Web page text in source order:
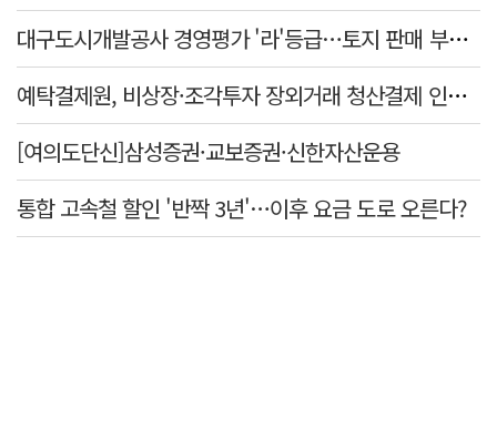
대구도시개발공사 경영평가 '라'등급…토지 판매 부진에 1년 만에 두 단계 '뚝'
예탁결제원, 비상장·조각투자 장외거래 청산결제 인프라 구축 착수…연내 가동
[여의도단신]삼성증권·교보증권·신한자산운용
통합 고속철 할인 '반짝 3년'…이후 요금 도로 오른다?